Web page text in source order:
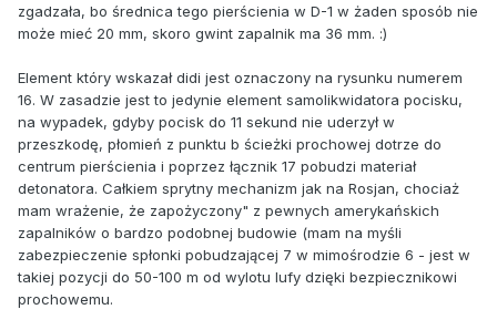
zgadzała, bo średnica tego pierścienia w D-1 w żaden sposób nie
może mieć 20 mm, skoro gwint zapalnik ma 36 mm. :)
Element który wskazał didi jest oznaczony na rysunku numerem
16. W zasadzie jest to jedynie element samolikwidatora pocisku,
na wypadek, gdyby pocisk do 11 sekund nie uderzył w
przeszkodę, płomień z punktu b ścieżki prochowej dotrze do
centrum pierścienia i poprzez łącznik 17 pobudzi materiał
detonatora. Całkiem sprytny mechanizm jak na Rosjan, chociaż
mam wrażenie, że zapożyczony" z pewnych amerykańskich
zapalników o bardzo podobnej budowie (mam na myśli
zabezpieczenie spłonki pobudzającej 7 w mimośrodzie 6 - jest w
takiej pozycji do 50-100 m od wylotu lufy dzięki bezpiecznikowi
prochowemu.